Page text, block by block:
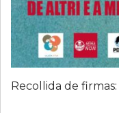
Recollida de firmas: